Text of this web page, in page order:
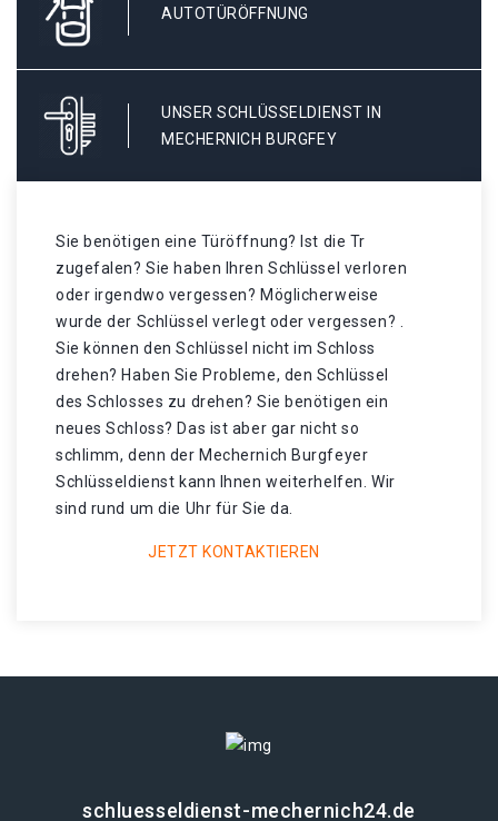
AUTOTÜRÖFFNUNG
UNSER SCHLÜSSELDIENST IN
MECHERNICH BURGFEY
Sie benötigen eine Türöffnung? Ist die Tr
zugefalen? Sie haben Ihren Schlüssel verloren
oder irgendwo vergessen? Möglicherweise
wurde der Schlüssel verlegt oder vergessen? .
Sie können den Schlüssel nicht im Schloss
drehen? Haben Sie Probleme, den Schlüssel
des Schlosses zu drehen? Sie benötigen ein
neues Schloss? Das ist aber gar nicht so
schlimm, denn der Mechernich Burgfeyer
Schlüsseldienst kann Ihnen weiterhelfen. Wir
sind rund um die Uhr für Sie da.
JETZT KONTAKTIEREN
schluesseldienst-mechernich24.de